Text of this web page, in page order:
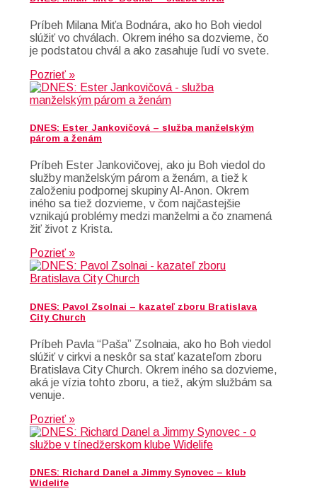
Príbeh Milana Miťa Bodnára, ako ho Boh viedol
slúžiť vo chválach. Okrem iného sa dozvieme, čo
je podstatou chvál a ako zasahuje ľudí vo svete.
Pozrieť »
DNES: Ester Jankovičová – služba manželským
párom a ženám
Príbeh Ester Jankovičovej, ako ju Boh viedol do
služby manželským párom a ženám, a tiež k
založeniu podpornej skupiny Al-Anon. Okrem
iného sa tiež dozvieme, v čom najčastejšie
vznikajú problémy medzi manželmi a čo znamená
žiť život z Krista.
Pozrieť »
DNES: Pavol Zsolnai – kazateľ zboru Bratislava
City Church
Príbeh Pavla “Paša” Zsolnaia, ako ho Boh viedol
slúžiť v cirkvi a neskôr sa stať kazateľom zboru
Bratislava City Church. Okrem iného sa dozvieme,
aká je vízia tohto zboru, a tiež, akým službám sa
venuje.
Pozrieť »
DNES: Richard Danel a Jimmy Synovec – klub
Widelife